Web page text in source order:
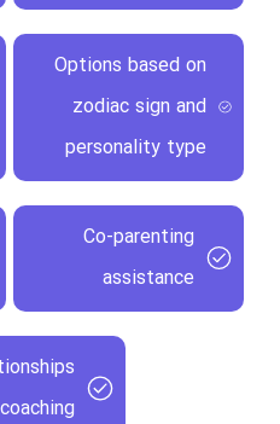
Options based on
zodiac sign and
personality type
Co-parenting
assistance
coaching